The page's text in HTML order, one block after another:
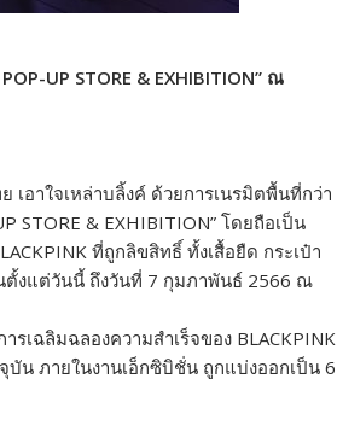
UP STORE & EXHIBITION” ณ
เอาใจเหล่าบลิ้งค์ ด้วยการเนรมิตพื้นที่กว่า
STORE & EXHIBITION” โดยถือเป็น
ที่ถูกลิขสิทธิ์ ทั้งเสื้อยืด กระเป๋า
ตั้งแต่วันนี้ ถึงวันที่ 7 กุมภาพันธ์ 2566 ณ
รเฉลิมฉลองความสำเร็จของ BLACKPINK
บัน ภายในงานเอ็กซิบิชั่น ถูกแบ่งออกเป็น 6